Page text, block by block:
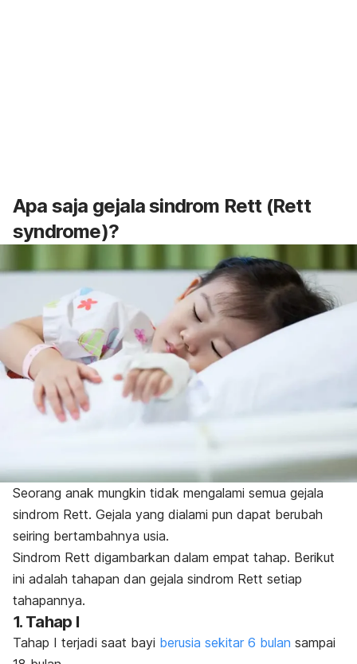
Apa saja gejala sindrom Rett (Rett
syndrome)?
Seorang anak mungkin tidak mengalami semua gejala
sindrom Rett. Gejala yang dialami pun dapat berubah
seiring bertambahnya usia.
Sindrom Rett digambarkan dalam empat tahap. Berikut
ini adalah tahapan dan gejala sindrom Rett setiap
tahapannya.
1. Tahap I
Tahap I terjadi saat bayi berusia sekitar 6 bulan sampai